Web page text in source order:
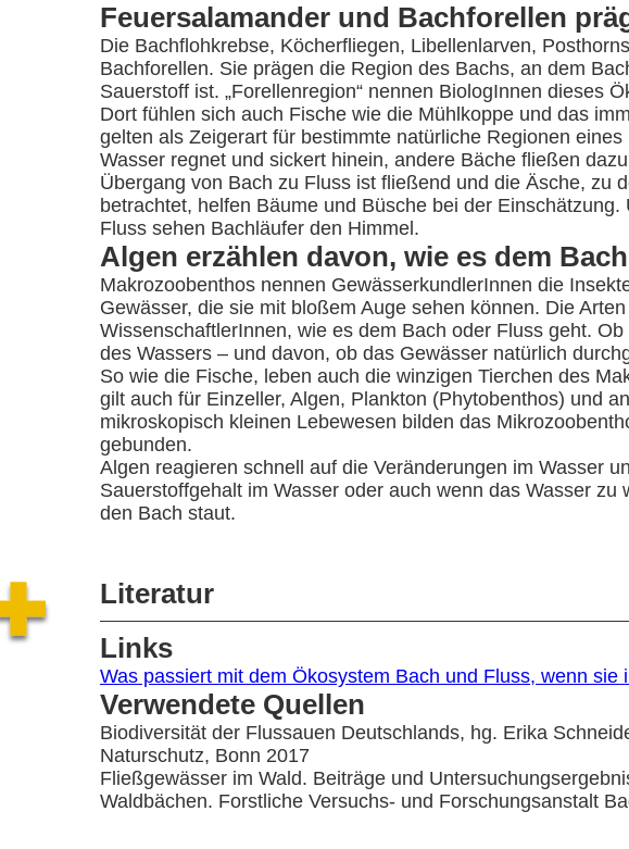
Feuersalamander und Bachforellen
Die Bachflohkrebse, Köcherfliegen, Libellenlarven,
Bachforellen. Sie prägen die Region des Bachs, an dem
Sauerstoff ist. „Forellenregion“ nennen BiologInnen dieses
Dort fühlen sich auch Fische wie die Mühlkoppe und das
gelten als Zeigerart für bestimmte natürliche Regionen
Wasser regnet und sickert hinein, andere Bäche fließen
Übergang von Bach zu Fluss ist fließend und die Äsche, zu
betrachtet, helfen Bäume und Büsche bei der
Fluss sehen Bachläufer den Himmel.
Algen erzählen davon, wie es dem
Makrozoobenthos nennen GewässerkundlerInnen die
Gewässer, die sie mit bloßem Auge sehen können. Die
WissenschaftlerInnen, wie es dem Bach oder Fluss geht.
des Wassers – und davon, ob das Gewässer natürlich
So wie die Fische, leben auch die winzigen Tierchen des
gilt auch für Einzeller, Algen, Plankton (Phytobenthos) und
mikroskopisch kleinen Lebewesen bilden das
gebunden.
Algen reagieren schnell auf die Veränderungen im Wasser
Sauerstoffgehalt im Wasser oder auch wenn das Wasser
den Bach staut.
Literatur
Links
Was passiert mit dem Ökosystem Bach und Fluss, wenn
Verwendete Quellen
Biodiversität der Flussauen Deutschlands, hg. Erika
Naturschutz, Bonn 2017
Fließgewässer im Wald. Beiträge und
Waldbächen. Forstliche Versuchs- und Forschungsanstalt